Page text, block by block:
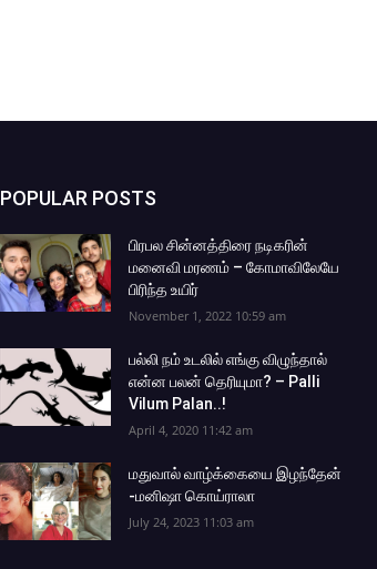
POPULAR POSTS
பிரபல சின்னத்திரை நடிகரின்
மனைவி மரணம் – கோமாவிலேயே
பிரிந்த உயிர்
November 1, 2022 10:59 am
பல்லி நம் உடலில் எங்கு விழுந்தால்
என்ன பலன் தெரியுமா? – Palli
Vilum Palan..!
April 4, 2020 11:42 am
மதுவால் வாழ்க்கையை இழந்தேன்
-மனிஷா கொய்ராலா
July 24, 2023 11:03 am